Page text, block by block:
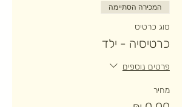
המכירה הסתיימה
סוג כרטיס
כרטיסיה - ילד
פרטים נוספים
מחיר